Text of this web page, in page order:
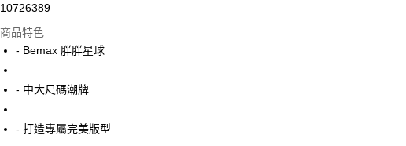
LINE Pay
Apple Pay
悠遊付
10726389
商品特色
- Bemax 胖胖星球
- 中大尺碼潮牌
- 打造專屬完美版型